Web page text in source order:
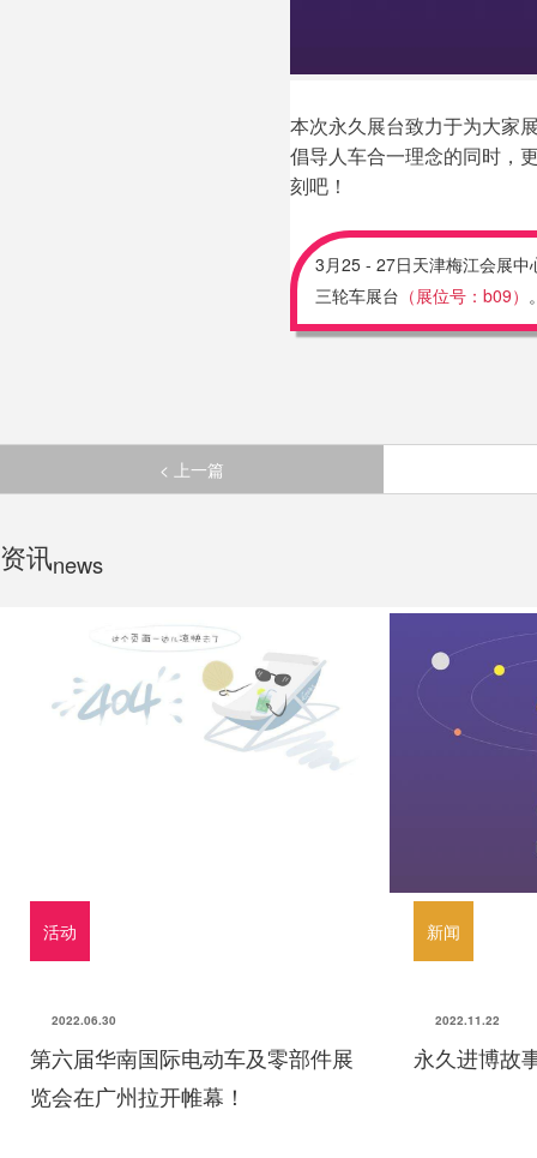
本次永久展台致力于为大家
倡导人车合一理念的同时，
刻吧！
3 月 25 - 27 日天津梅江会展
三轮车展台 （展位号： b09 ）
< 上一篇
资讯news
活动
2022.06.30
第六届华南国际电动车及零部件展
览会在广州拉开帷幕！
新闻
2022.11.22
永久进博故